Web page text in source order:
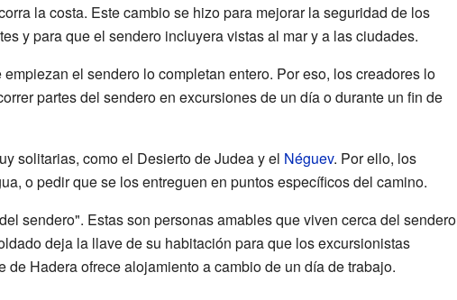
la costa. Este cambio se hizo para mejorar la seguridad de los
y para que el sendero incluyera vistas al mar y a las ciudades.
el sendero lo completan entero. Por eso, los creadores lo
partes del sendero en excursiones de un día o durante un fin de
solitarias, como el Desierto de Judea y el Néguev. Por ello, los
o pedir que se los entreguen en puntos específicos del camino.
sendero". Estas son personas amables que viven cerca del sendero
deja la llave de su habitación para que los excursionistas
Hadera ofrece alojamiento a cambio de un día de trabajo.